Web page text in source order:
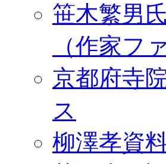
笹木繁男
（作家フ
京都府寺
ス
柳澤孝資